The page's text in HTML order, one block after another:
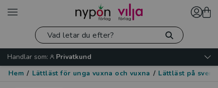
Handlar som:
Privatkund
Hem / Lättläst för unga vuxna och vuxna / Lättläst på